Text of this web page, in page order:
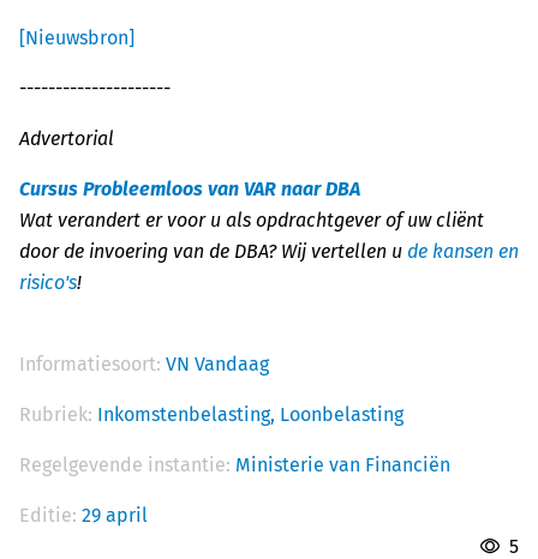
[Nieuwsbron]
---------------------
Advertorial
Cursus Probleemloos van VAR naar DBA
Wat verandert er voor u als opdrachtgever of uw cliënt
door de invoering van de DBA? Wij vertellen u de kansen en
risico's!
Informatiesoort: VN Vandaag
Rubriek: Inkomstenbelasting, Loonbelasting
Regelgevende instantie: Ministerie van Financiën
Editie: 29 april
5